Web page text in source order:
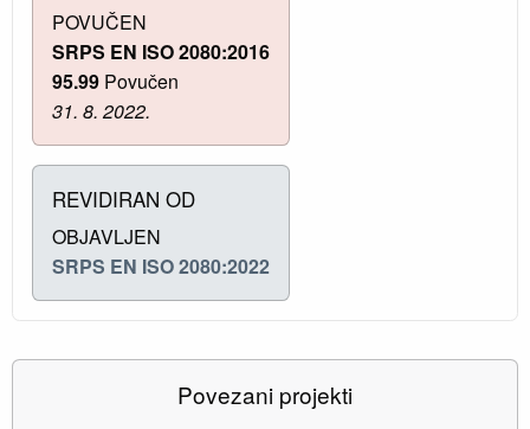
POVUČEN
SRPS EN ISO 2080:2016
95.99 Povučen
31. 8. 2022.
REVIDIRAN OD
OBJAVLJEN
SRPS EN ISO 2080:2022
Povezani projekti